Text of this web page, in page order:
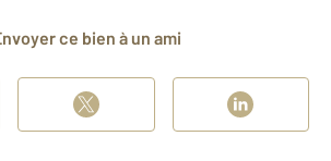
Envoyer ce bien à un ami